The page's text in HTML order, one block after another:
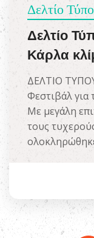
Δελτίο
Δελτίο
Κάρλα
ΔΕΛΤΙΟ
Φεστιβάλ για
Με μεγάλη
τους